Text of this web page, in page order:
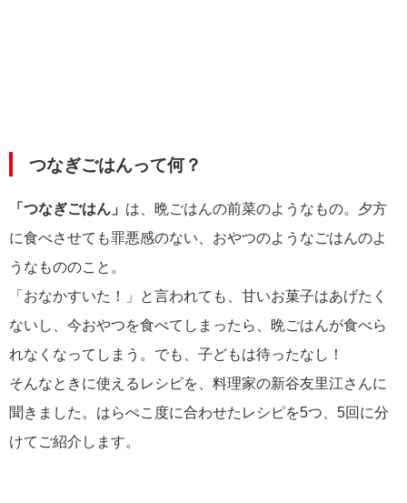
つなぎごはんって何？
「つなぎごはん」 は、晩ごはんの前菜のようなもの。夕方
に食べさせても罪悪感のない、おやつのようなごはんのよ
うなもののこと。
「おなかすいた！」と言われても、甘いお菓子はあげたく
ないし、今おやつを食べてしまったら、晩ごはんが食べら
れなくなってしまう。でも、子どもは待ったなし！
そんなときに使えるレシピを、料理家の新谷友里江さんに
聞きました。はらぺこ度に合わせたレシピを5つ、5回に分
けてご紹介します。